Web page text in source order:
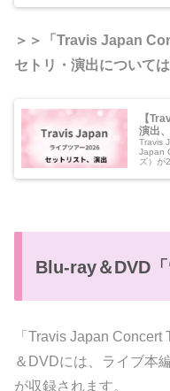
＞＞ 「Travis Japan
セトリ・演出について
【
演出
Travis
Japan
ズ）が
Blu-ray＆DVD
「Travis Japan Concert
＆DVDには、ライブ本
が収録されます。